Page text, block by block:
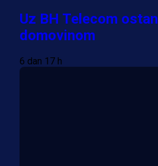
Uz BH Telecom
domovinom
6 dan 17 h